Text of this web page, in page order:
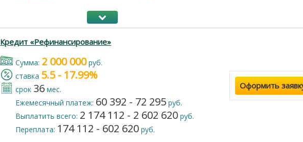
Кредит «Рефинансирование»
Cумма: 2 000 000руб.
cтавка 5.5 - 17.99%
срок 36 мес.
Ежемесячный платеж: 60 392 - 72 295 руб.
Выплатить всего: 2 174 112 - 2 602 620 руб.
Переплата: 174 112 - 602 620 руб.
Оформить